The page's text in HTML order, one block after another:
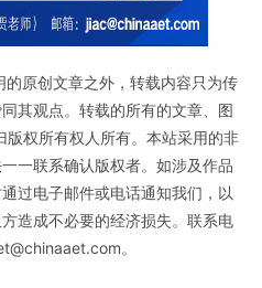
的原创文章之外，转载内容只为传
其观点。转载的所有的文章、图
版权所有权人所有。本站采用的非
一联系确认版权者。如涉及作品
过电子邮件或电话通知我们，以
造成不必要的经济损失。联系电
。